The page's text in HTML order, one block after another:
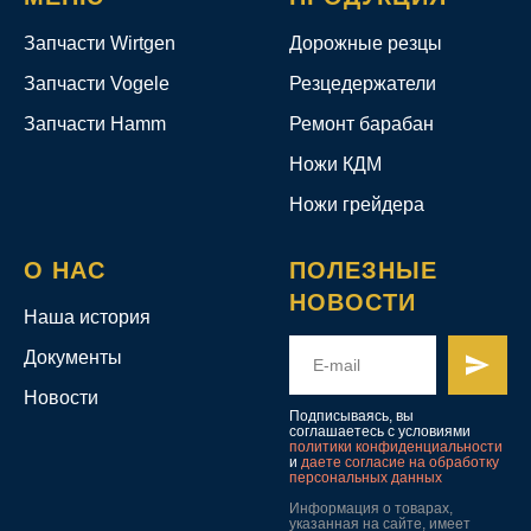
Запчасти Wirtgen
Запчасти Vogele
Запчасти Hamm
Дорожные резцы
Резцедержатели
Ремонт барабан
Ножи КДМ
Ножи грейдера
О НАС
Наша история
Документы
Новости
ПОЛЕЗНЫЕ
НОВОСТИ
Подписываясь, вы
соглашаетесь с условиями
политики конфиденциальности
и даете согласие на обработку
персональных данных
Информация о товарах,
указанная на сайте, имеет